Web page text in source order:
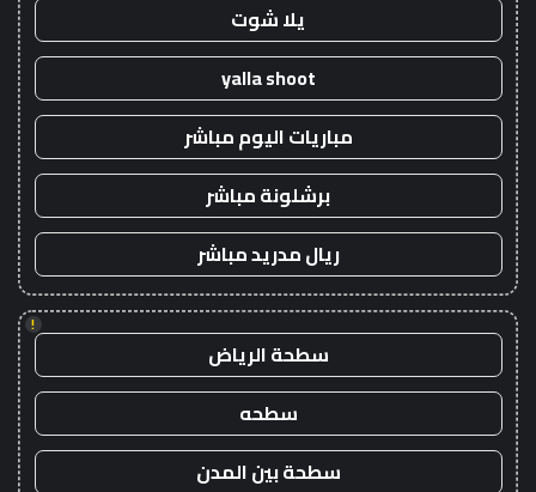
يلا شوت
yalla shoot
مباريات اليوم مباشر
برشلونة مباشر
ريال مدريد مباشر
!
سطحة الرياض
سطحه
سطحة بين المدن